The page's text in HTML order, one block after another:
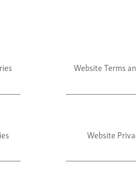
Website Terms
Website